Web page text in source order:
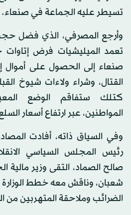
تسيطر عليه الجماعة في صنعاء.
وأرجع المصرفي، الذي فضل
تعمد الميليشيات فرض
صنعاء إلى الحصول على أموال
القتال، وشراء ولاءات شيوخ
كتلك ستفاقم الوضع
المواطنين، عبر ارتفاع أسعار
وفي السياق ذاته، أفادت
رئيس المجلس السياسي
صالح الصماد، التقى وزير مالية
شعبان، وناقش معه خطط الوزارة
الضرائب وملاحقة المتهربين من